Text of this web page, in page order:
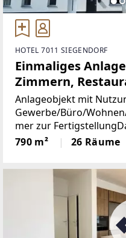
HOTEL 7011 SIEGENDORF
Einmaliges
Zimmern,
Anlageobjekt mit
Gewerbe/Büro/
mer zur
unmittelbarer Nähe zur
Landeshauptstadt und
790 m² 26 Räume